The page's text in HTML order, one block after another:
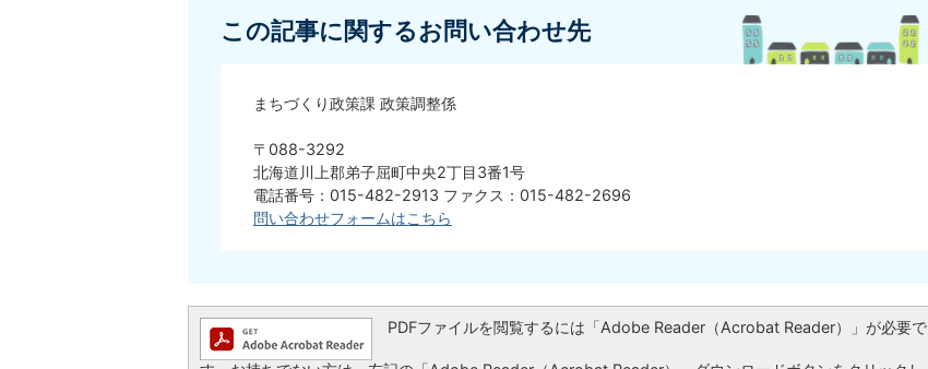
この記事に関するお問い合わせ先
まちづくり政策課 政策調整係
〒088-3292
北海道川上郡弟子屈町中央2丁目3番1号
電話番号：015-482-2913 ファクス：015-482-2696
問い合わせフォームはこちら
PDFファイルを閲覧するには「Adobe Reader（Acrobat Reader）」が必要で